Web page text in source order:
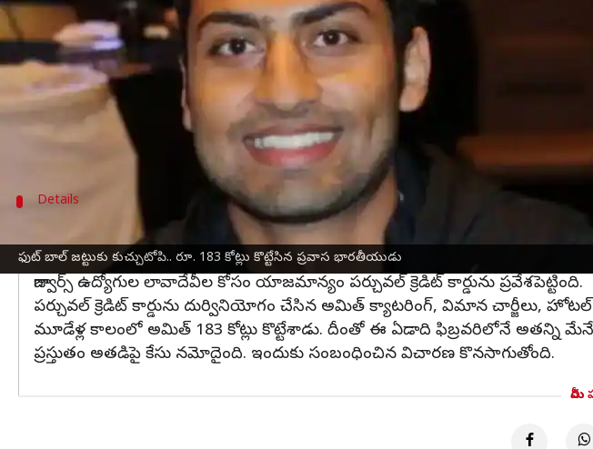
ఫుట్ బాల్ జట్టుకు కుచ్చుటోపి.. రూ. 183 కోట్లు కొట్టేసిన ప్రవాస భారతీయుడు
ఈ వార్తాకథనం ఏంటి
అమెరికాలో నివాసముంటున్న ఓ ప్రవాస భారతీయుడు విలాసవంతమైన జీవితం కోసం
తాను పనిచేస్తున్న ఫుట్ బాల్ ఫ్రాంఛైజిని మోసం చేసి ఏకంగా 183 కోట్ల మేర
అమెరికాలోని పాపులర్
ఫుట్ బాల్ జట్లలో 'జాక్సన్ విల్లే జాగ్వార్' ఒకటి. ఈ ప్రాంఛైజీకి
అమిత్ పటేల్ కన్నుగప్పి జట్టు ఖజానా నుంచి 22 మిలియన్ల మేర మోసానికి
Details
మూడేళ్ల కాలంలో రూ.183 కోట్లు కొట్టేసిన అమిత్
జాక్స్ ఆన్ విల్లే జాగ్వార్స్ ఫుట్ బాల్ ఫ్రాంచైజీలో అమిత్ పాటిల్ ఆర్థిక విశ్లేషణ, ప్లానింగ్ టీమ్
జాగ్వార్స్ ఉద్యోగుల లావాదేవీల కోసం యాజమాన్యం పర్చువల్ క్రెడిట్ కార్డును ప్రవేశపెట్టింది.
పర్చువల్ క్రెడిట్ కార్డును దుర్వినియోగం చేసిన అమిత్ క్యాటరింగ్, విమాన చార్జీలు, హోటల్
మూడేళ్ల కాలంలో అమిత్ 183 కోట్లు కొట్టేశాడు. దీంతో ఈ ఏడాది ఫిబ్రవరిలోనే అతన్ని
ప్రస్తుతం అతడిపై కేసు నమోదైంది. ఇందుకు సంబంధించిన విచారణ కొనసాగుతోంది.